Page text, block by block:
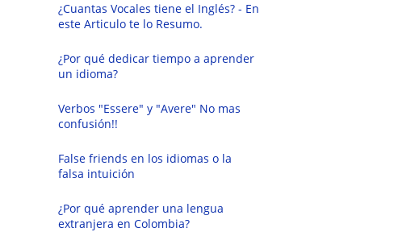
¿Cuantas Vocales tiene el Inglés? - En
este Articulo te lo Resumo.
¿Por qué dedicar tiempo a aprender
un idioma?
Verbos "Essere" y "Avere" No mas
confusión!!
False friends en los idiomas o la
falsa intuición
¿Por qué aprender una lengua
extranjera en Colombia?